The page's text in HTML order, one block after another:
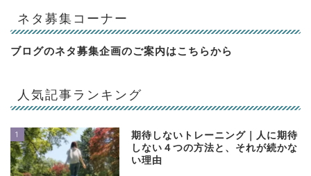
ネタ募集コーナー
ブログのネタ募集企画のご案内はこちらから
人気記事ランキング
1
期待しないトレーニング｜人に期待
しない４つの方法と、それが続かな
い理由